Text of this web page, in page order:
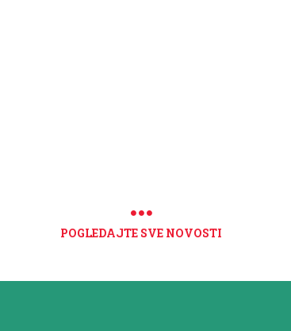
POGLEDAJTE SVE NOVOSTI